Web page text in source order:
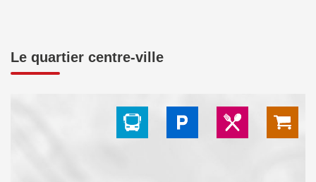
Le quartier centre-ville